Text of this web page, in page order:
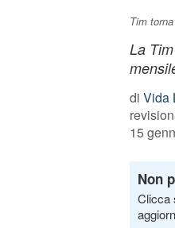
Tim
La
di Vida
15
Non
Clicca